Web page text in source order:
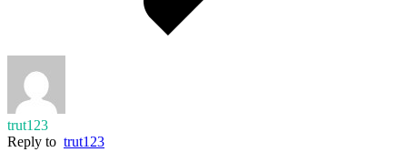
trut123
Reply to trut123